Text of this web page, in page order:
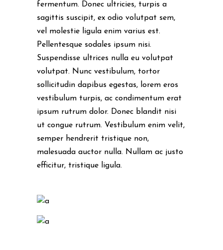
fermentum. Donec ultricies, turpis a
sagittis suscipit, ex odio volutpat sem,
vel molestie ligula enim varius est.
Pellentesque sodales ipsum nisi.
Suspendisse ultrices nulla eu volutpat
volutpat. Nunc vestibulum, tortor
sollicitudin dapibus egestas, lorem eros
vestibulum turpis, ac condimentum erat
ipsum rutrum dolor. Donec blandit nisi
ut congue rutrum. Vestibulum enim velit,
semper hendrerit tristique non,
malesuada auctor nulla. Nullam ac justo
efficitur, tristique ligula.